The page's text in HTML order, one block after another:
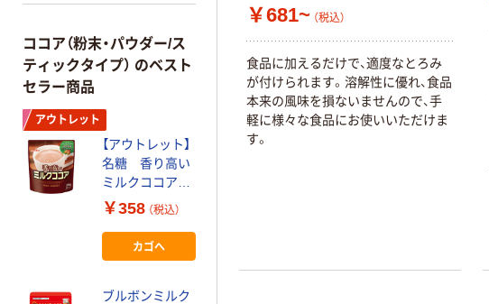
￥681~ （税込）
食品に加えるだけで、適度なとろみ
が付けられます。溶解性に優れ、食品
本来の風味を損ないませんので、手
軽に様々な食品にお使いいただけま
す。
ココア（粉末・パウダー/ス
ティックタイプ） のベスト
セラー商品
アウトレット
【アウトレット】
名糖 香り高い
ミルクココア
200g 1袋
￥358 （税込）
カゴへ
ブルボンミルク